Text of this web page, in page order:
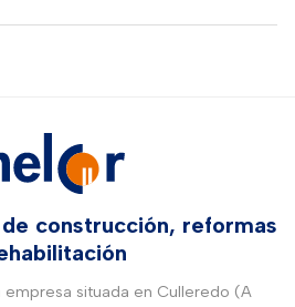
construcción, reformas
empresa situada en Culleredo (A